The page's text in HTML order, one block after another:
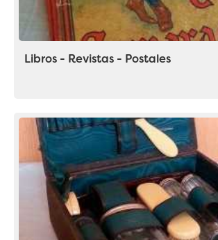
Libros - Revistas - Postales